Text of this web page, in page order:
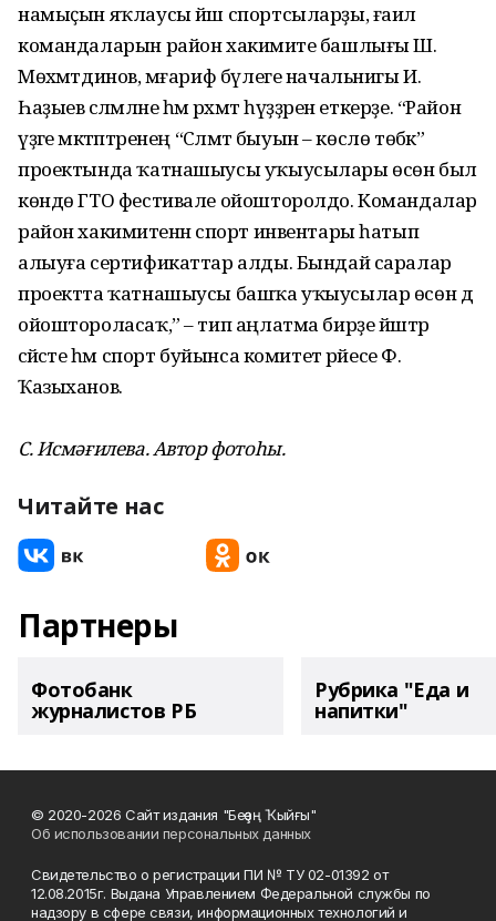
намыҫын яҡлаусы йәш спортсыларҙы, ғаилә
командаларын район хакимиәте башлығы Ш.
Мөхәмәтдинов, мәғариф бүлеге начальнигы И.
Һаҙыев сәләмләне һәм рәхмәт һүҙҙәрен еткерҙе. “Район
үҙәге мәктәптәренең “Сәләмәт быуын – көслө төбәк”
проектында ҡатнашыусы уҡыусылары өсөн был
көндө ГТО фестивале ойошторолдо. Командалар
район хакимиәтенән спорт инвентары һатып
алыуға сертификаттар алды. Бындай саралар
проектта ҡатнашыусы башҡа уҡыусылар өсөн дә
ойоштороласаҡ,” – тип аңлатма бирҙе йәштәр
сәйәсәте һәм спорт буйынса комитет рәйесе Ф.
Ҡазыханов.
С. Исмәғилева. Автор фотоһы.
Читайте нас
Партнеры
Фотобанк
журналистов РБ
Рубрика "Еда и
напитки"
© 2020-2026 Сайт издания "Беҙҙең Ҡыйғы"
Об использовании персональных данных
Свидетельство о регистрации ПИ № ТУ 02-01392 от
12.08.2015г. Выдана Управлением Федеральной службы по
надзору в сфере связи, информационных технологий и